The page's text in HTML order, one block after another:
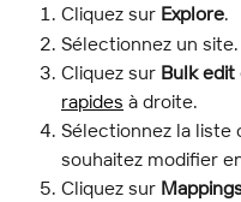
Cliquez sur Explore.
Sélectionnez un site.
Cliquez sur Bulk
rapides à droite.
Sélectionnez la liste
souhaitez modifier
Cliquez sur